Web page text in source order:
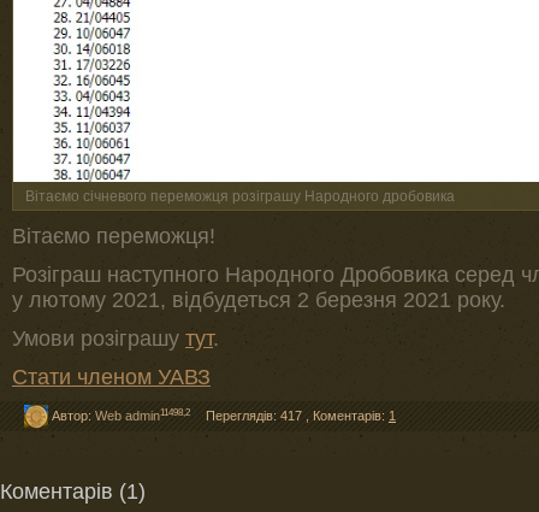
Вітаємо січневого переможця розіграшу Народного дробовика
Вітаємо переможця!
Розіграш наступного Народного Дробовика серед
у лютому 2021, відбудеться 2 березня 2021 року.
Умови розіграшу тут.
Стати членом УАВЗ
Автор: Web admin11498,2 Переглядів: 417 Коментарів: 1
Коментарів (1)